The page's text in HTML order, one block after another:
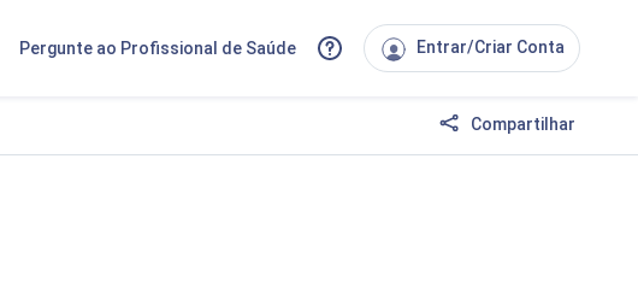
Pergunte ao Profissional de Saúde Entrar/Criar Conta
Compartilhar